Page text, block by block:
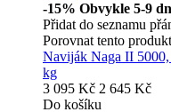
-15% Obvykle 5-9
Přidat do seznamu
Porovnat tento produkt
Naviják Naga II
kg
3 095 Kč 2 645 Kč
Do košíku